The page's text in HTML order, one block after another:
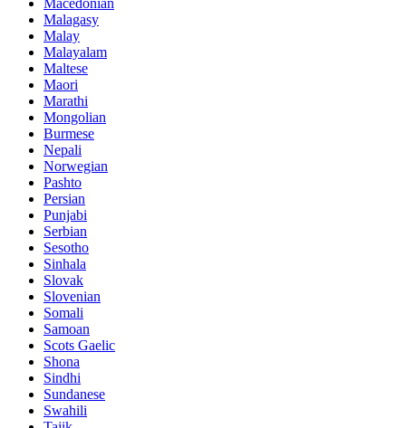
Macedonian
Malagasy
Malay
Malayalam
Maltese
Maori
Marathi
Mongolian
Burmese
Nepali
Norwegian
Pashto
Persian
Punjabi
Serbian
Sesotho
Sinhala
Slovak
Slovenian
Somali
Samoan
Scots Gaelic
Shona
Sindhi
Sundanese
Swahili